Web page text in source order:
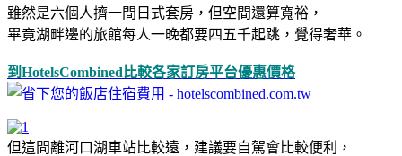
雖然是六個人擠一間日式套房，但空間還算寬裕，
畢竟湖畔邊的旅館每人一晚都要四五千起跳，覺得奢華。
到HotelsCombined比較各家訂房平台優惠價格
但這間離河口湖車站比較遠，建議要自駕會比較便利，